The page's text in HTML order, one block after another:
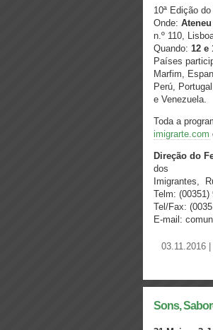
10ª Edição
Onde:
n.º 110,
Quando: 12 e
Países
Marfim,
Perú,
e Venezuela.
Toda a
imigrarte.com
Direção do
dos
Imigrantes,
Telm: (00351)
Tel/Fax:
E-mail:
03.11.2016 |
Sons,